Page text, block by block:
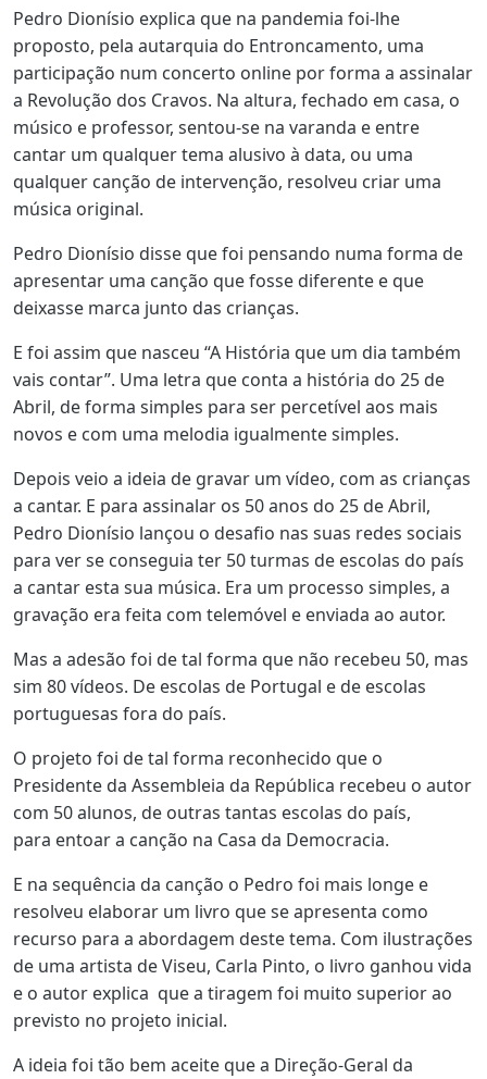
Pedro Dionísio explica que na pandemia foi-lhe
proposto, pela autarquia do Entroncamento, uma
participação num concerto online por forma a assinalar
a Revolução dos Cravos. Na altura, fechado em casa, o
músico e professor, sentou-se na varanda e entre
cantar um qualquer tema alusivo à data, ou uma
qualquer canção de intervenção, resolveu criar uma
música original.
Pedro Dionísio disse que foi pensando numa forma de
apresentar uma canção que fosse diferente e que
deixasse marca junto das crianças.
E foi assim que nasceu “A História que um dia também
vais contar”. Uma letra que conta a história do 25 de
Abril, de forma simples para ser percetível aos mais
novos e com uma melodia igualmente simples.
Depois veio a ideia de gravar um vídeo, com as crianças
a cantar. E para assinalar os 50 anos do 25 de Abril,
Pedro Dionísio lançou o desafio nas suas redes sociais
para ver se conseguia ter 50 turmas de escolas do país
a cantar esta sua música. Era um processo simples, a
gravação era feita com telemóvel e enviada ao autor.
Mas a adesão foi de tal forma que não recebeu 50, mas
sim 80 vídeos. De escolas de Portugal e de escolas
portuguesas fora do país.
O projeto foi de tal forma reconhecido que o
Presidente da Assembleia da República recebeu o autor
com 50 alunos, de outras tantas escolas do país,
para entoar a canção na Casa da Democracia.
E na sequência da canção o Pedro foi mais longe e
resolveu elaborar um livro que se apresenta como
recurso para a abordagem deste tema. Com ilustrações
de uma artista de Viseu, Carla Pinto, o livro ganhou vida
e o autor explica que a tiragem foi muito superior ao
previsto no projeto inicial.
A ideia foi tão bem aceite que a Direção-Geral da